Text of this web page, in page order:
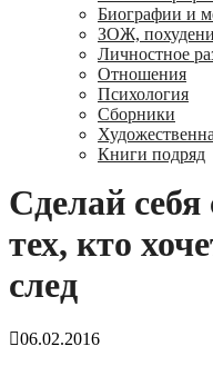
Биографии и
ЗОЖ,
Личностное
Отношения
Психология
Сборники
Книги подряд
Сделай
тех, кто
след
06.02.2016